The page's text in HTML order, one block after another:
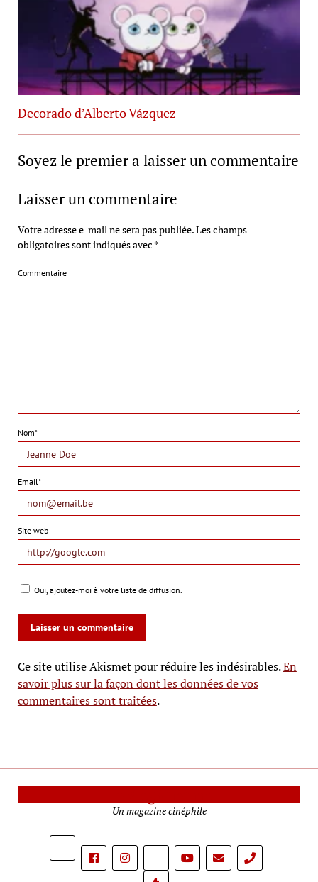
Decorado d’Alberto Vázquez
Soyez le premier a laisser un commentaire
Laisser un commentaire
Votre adresse e-mail ne sera pas publiée.Les champs
obligatoires sont indiqués avec *
Commentaire
Nom*
Email*
Site web
Oui, ajoutez-moi à votre liste de diffusion.
Ce site utilise Akismet pour réduire les indésirables.En
savoir plus sur la façon dont les données de vos
commentaires sont traitées.
Un magazine cinéphile
phone